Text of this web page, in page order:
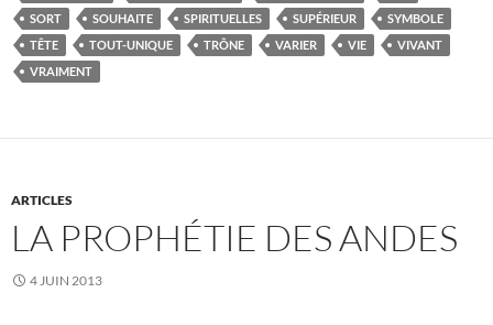
SORT
SOUHAITE SPIRITUELLES SUPÉRIEUR
SYMBOLE
TÊTE
TOUT-UNIQUE TRÔNE VARIER VIE
VIVANT
VRAIMENT
ARTICLES
LA PROPHÉTIE DES ANDES
4 JUIN 2013